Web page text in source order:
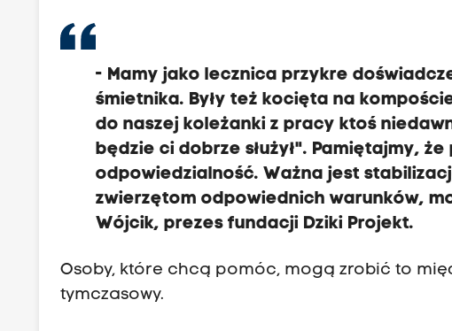
- Mamy jako lecznica przykre
śmietnika. Były też kocięta na
do naszej koleżanki z pracy ktoś
będzie ci dobrze służył". Pamiętajmy,
odpowiedzialność. Ważna jest
zwierzętom odpowiednich warunków,
Wójcik, prezes fundacji Dziki Projekt.
Osoby, które chcą pomóc, mogą zrobić to
tymczasowy.